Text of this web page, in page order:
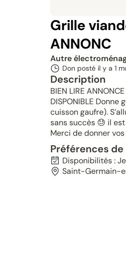
Grille
ANNONC
Autre
Don posté il y a 1
Description
BIEN LIRE
DISPONIBLE
cuisson gaufre).
sans succès 😓 il
Merci de donner
Préférences
Disponibilités :
Saint-Germain-